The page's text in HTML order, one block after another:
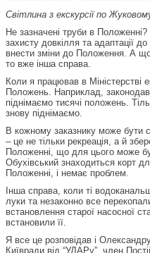
Світлина з екскурсії по
Не зазначені труби в
захисту довкілля та адаптації
внести зміни до Положення. А
то вже інша справа.
Коли я працював в Міністерстві
Положень. Наприклад,
піднімаємо тисячі положень.
знову піднімаємо.
В кожному заказнику може бути
– це не тільки рекреація, а й
Положенні, що для цього може
Обухівський знаходиться корт
Положенні, і немає проблем.
Інша справа, коли ті
луки та незаконно все
встановлення старої насосної
встановили її.
Я все це розповідав і
Київради від “УДАРу”, член